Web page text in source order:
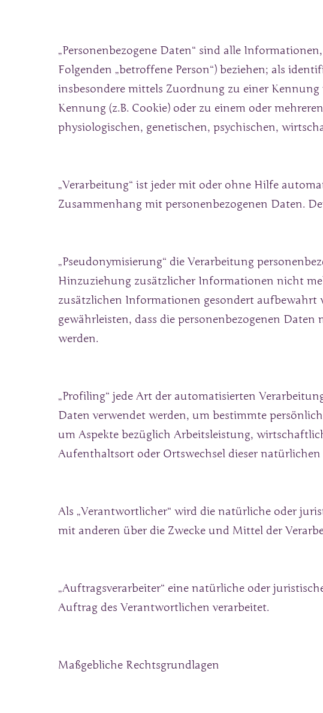
„Personenbezogene Daten“ sind alle
Folgenden „betroffene Person“) beziehen; als
insbesondere mittels Zuordnung zu einer
Kennung (z.B. Cookie) oder zu einem oder
physiologischen, genetischen, psychischen,
„Verarbeitung“ ist jeder mit oder ohne Hilfe
Zusammenhang mit personenbezogenen Daten.
„Pseudonymisierung“ die Verarbeitung
Hinzuziehung zusätzlicher Informationen nicht
zusätzlichen Informationen gesondert
gewährleisten, dass die personenbezogenen
werden.
„Profiling“ jede Art der automatisierten
Daten verwendet werden, um bestimmte
um Aspekte bezüglich Arbeitsleistung,
Aufenthaltsort oder Ortswechsel dieser natürlichen
Als „Verantwortlicher“ wird die natürliche oder
mit anderen über die Zwecke und Mittel der
„Auftragsverarbeiter“ eine natürliche oder
Auftrag des Verantwortlichen verarbeitet.
Maßgebliche Rechtsgrundlagen